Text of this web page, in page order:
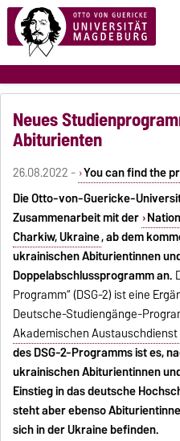
Neues
Abiturienten
26.08.2022 - You can find the
Die Otto-von-Guericke-
Zusammenarbeit mit der
Charkiw, Ukraine, ab dem
ukrainischen Abiturientinnen
Doppelabschlussprogramm an.
Programm“ (DSG-2) ist eine
Deutsche-Studiengänge-
Akademischen Austauschdienst
des DSG-2-Programms ist es,
ukrainischen Abiturientinnen
Einstieg in das deutsche
steht aber ebenso
sich in der Ukraine befinden.